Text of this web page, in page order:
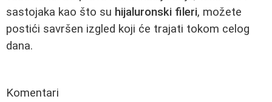
sastojaka kao što su hijaluronski fileri, možete
postići savršen izgled koji će trajati tokom celog
dana.
Komentari